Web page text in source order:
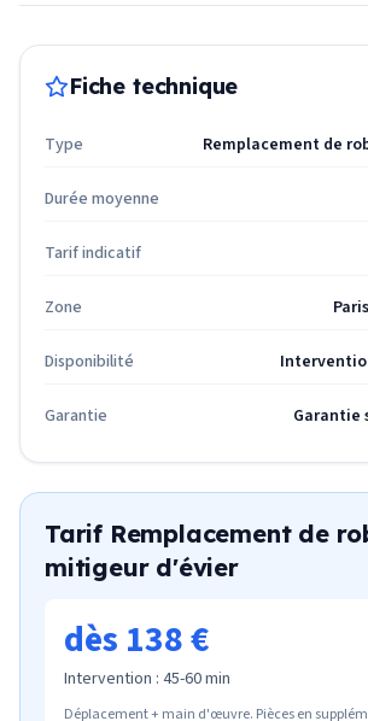
Fiche technique
Type Remplacement de
Durée moyenne
Tarif indicatif
Zone
Disponibilité
Garantie Garantie
Tarif Remplacement de
mitigeur d'évier
dès 138 €
Intervention : 45-60 min
Déplacement + main d'œuvre. Pièces en